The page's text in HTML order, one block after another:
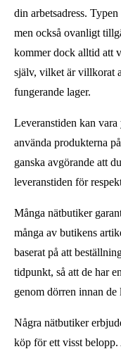
din arbetsadress.
men också ovanligt
kommer dock alltid att
själv, vilket är villkorat
fungerande lager.
Leveranstiden kan
använda produkterna
ganska avgörande att
leveranstiden för
Många nätbutiker
många av butikens
baserat på att
tidpunkt, så att de har
genom dörren innan
Några nätbutiker
köp för ett visst